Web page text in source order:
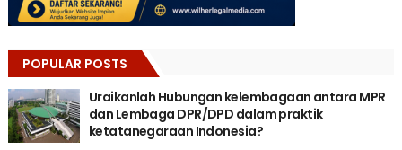
POPULAR POSTS
Uraikanlah Hubungan kelembagaan antara MPR
dan Lembaga DPR/DPD dalam praktik
ketatanegaraan Indonesia?